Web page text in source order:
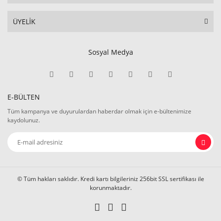
ÜYELİK
Sosyal Medya
E-BÜLTEN
Tüm kampanya ve duyurulardan haberdar olmak için e-bültenimize
kaydolunuz.
© Tüm hakları saklıdır. Kredi kartı bilgileriniz 256bit SSL sertifikası ile
korunmaktadır.